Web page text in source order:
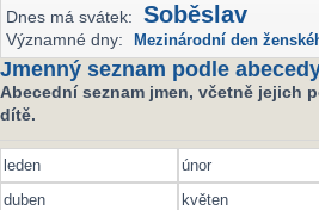
Dnes má svátek: Soběslav
Významné dny: Mezinárodní den
Jmenný seznam podle
Abecední seznam jmen, včetně jejich
dítě.
leden únor
duben
květen